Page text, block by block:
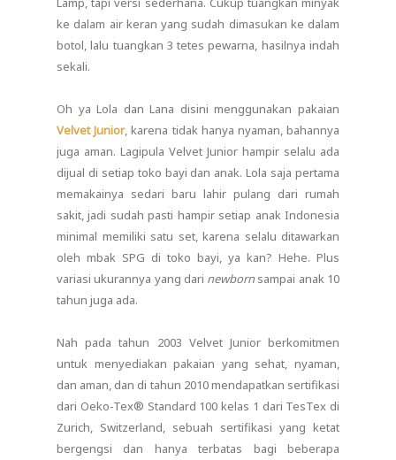
ke dalam air keran yang sudah dimasukan ke dalam
botol, lalu tuangkan 3 tetes pewarna, hasilnya indah
sekali.
Oh ya Lola dan Lana disini menggunakan pakaian
Velvet Junior, karena tidak hanya nyaman, bahannya
juga aman. Lagipula Velvet Junior hampir selalu ada
dijual di setiap toko bayi dan anak. Lola saja pertama
memakainya sedari baru lahir pulang dari rumah
sakit, jadi sudah pasti hampir setiap anak Indonesia
minimal memiliki satu set, karena selalu ditawarkan
oleh mbak SPG di toko bayi, ya kan? Hehe. Plus
variasi ukurannya yang dari newbornsampai anak 10
tahun juga ada.
Nah pada tahun 2003 Velvet Junior berkomitmen
untuk menyediakan pakaian yang sehat, nyaman,
dan aman, dan di tahun 2010 mendapatkan sertifikasi
dari Oeko-Tex® Standard 100 kelas 1 dari TesTex di
Zurich, Switzerland, sebuah sertifikasi yang ketat
bergengsi dan hanya terbatas bagi beberapa